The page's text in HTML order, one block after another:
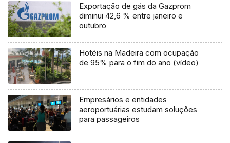
Exportação de gás da Gazprom
diminui 42,6 % entre janeiro e
outubro
Hotéis na Madeira com ocupação
de 95% para o fim do ano (vídeo)
Empresários e entidades
aeroportuárias estudam soluções
para passageiros